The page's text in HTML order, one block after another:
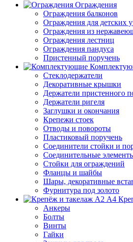
Ограждения
Ограждения балконов
Ограждения для детских
Ограждения из
Ограждения лестниц
Ограждения пандуса
Пристенный поручень
Стеклодержатели
Декоративные крышки
Держатели пристенного
Держатели ригеля
Заглушки и окончания
Крепежи стоек
Отводы и повороты
Пластиковый поручень
Соединители стойки и
Соединительные
Стойки для ограждений
Фланцы и шайбы
Шары, декоративные
Фурнитура под золото
Анкеры
Болты
Винты
Гайки